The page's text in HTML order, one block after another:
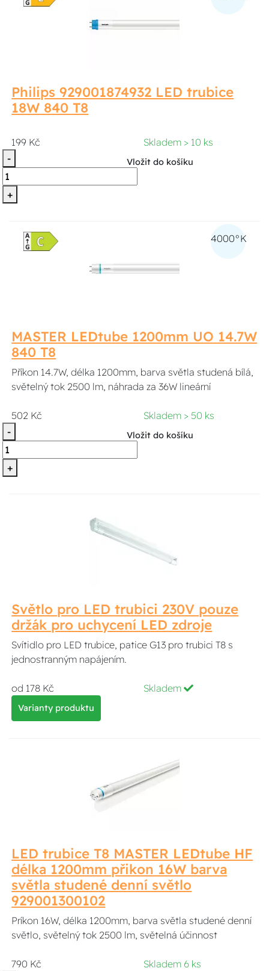
Philips 929001874932 LED trubice
18W 840 T8
199 Kč
Skladem > 10 ks
-
+
Vložit do košíku
4000°K
MASTER LEDtube 1200mm UO 14.7W
840 T8
Příkon 14.7W, délka 1200mm, barva světla studená bílá,
světelný tok 2500 lm, náhrada za 36W lineární
502 Kč
Skladem > 50 ks
-
+
Vložit do košíku
Světlo pro LED trubici 230V pouze
držák pro uchycení LED zdroje
Svítidlo pro LED trubice, patice G13 pro trubici T8 s
jednostranným napájením.
od 178 Kč Skladem
Varianty produktu
LED trubice T8 MASTER LEDtube HF
délka 1200mm přikon 16W barva
světla studené denní světlo
929001300102
Príkon 16W, délka 1200mm, barva světla studené denní
světlo, světelný tok 2500 lm, světelná účinnost
790 Kč
Skladem 6 ks